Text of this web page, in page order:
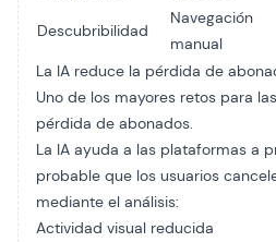
Descubribilidad
Navegación
manual
La IA reduce la pérdida de
Uno de los mayores retos para
pérdida de abonados.
La IA ayuda a las plataformas a
probable que los usuarios
mediante el análisis:
Actividad visual reducida